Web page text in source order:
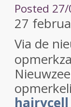
Posted
27
Via de